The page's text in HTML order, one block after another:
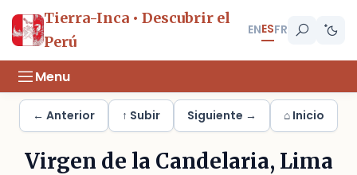
Tierra-Inca • Descubrir el
Perú
ENESFR
Menu
← Anterior ↑ Subir Siguiente → ⌂ Inicio
Virgen de la Candelaria, Lima